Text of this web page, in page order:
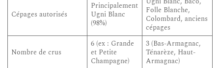
Cépages autorisés
Principalement
Ugni Blanc
(98%)
Folle Blanche,
Colombard, anciens
cépages
Nombre de crus
6 (ex : Grande
et Petite
Champagne)
3 (Bas-Armagnac,
Ténarèze, Haut-
Armagnac)